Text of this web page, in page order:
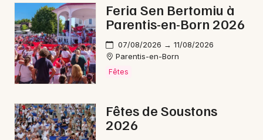
40 - Landes
Choisir mes départements
Mon email
Je m'abonne
Feria Sen Bertomiu à
Parentis-en-Born 2026
07/08/2026 → 11/08/2026
Parentis-en-Born
Fêtes
Fêtes de Soustons
2026